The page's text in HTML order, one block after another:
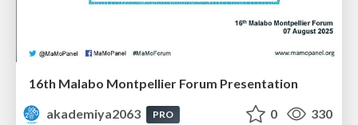
16th Malabo Montpellier Forum Presentation
akademiya2063
PRO 0 330